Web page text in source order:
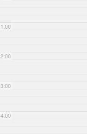
1:00
2:00
3:00
4:00